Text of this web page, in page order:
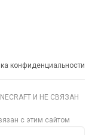
конфиденциальности
И НЕ СВЯЗАН
с этим сайтом